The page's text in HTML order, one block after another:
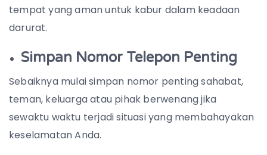
tempat yang aman untuk kabur dalam keadaan
darurat.
Simpan Nomor Telepon Penting
Sebaiknya mulai simpan nomor penting sahabat,
teman, keluarga atau pihak berwenang jika
sewaktu waktu terjadi situasi yang membahayakan
keselamatan Anda.